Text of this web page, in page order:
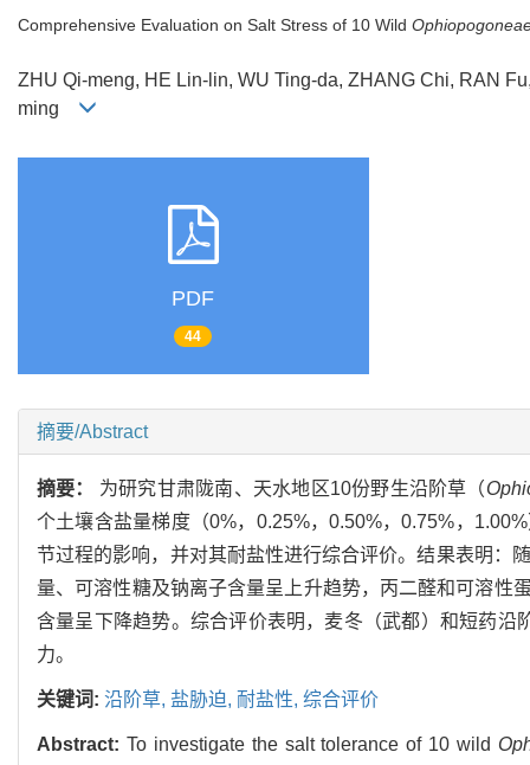
Comprehensive Evaluation on Salt Stress of 10 Wild
ZHU Qi-meng, HE Lin-lin, WU Ting-da, ZHANG Chi, RAN
ming
PDF
44
摘要/Abstract
摘要： 为研究甘肃陇南、天水地区10份野生沿阶草（
个土壤含盐量梯度（0%，0.25%，0.50%，0.75%，
节过程的影响，并对其耐盐性进行综合评价。结果表明：
量、可溶性糖及钠离子含量呈上升趋势，丙二醛和可溶性
含量呈下降趋势。综合评价表明，麦冬（武都）和短药
力。
关键词: 沿阶草, 盐胁迫, 耐盐性, 综合评价
Abstract: To investigate the salt tolerance of 10 wild